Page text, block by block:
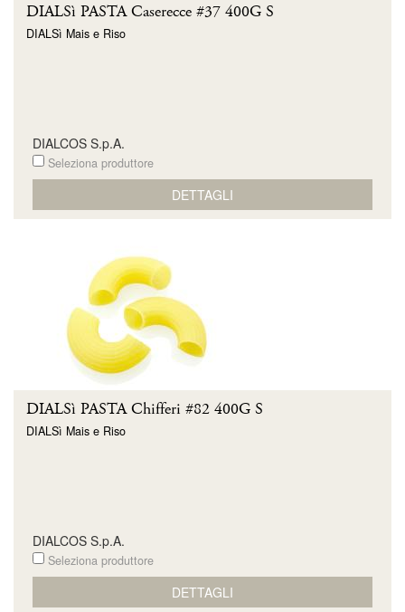
DIALSì PASTA Caserecce #37 400G S
DIALSì Mais e Riso
DIALCOS S.p.A.
Seleziona produttore
DETTAGLI
DIALSì PASTA Chifferi #82 400G S
DIALSì Mais e Riso
DIALCOS S.p.A.
Seleziona produttore
DETTAGLI